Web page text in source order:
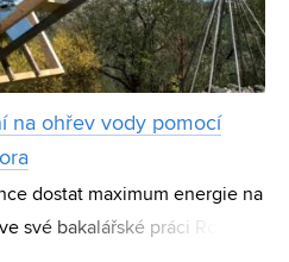
na ohřev vody pomocí
dostat maximum energie na
své bakalářské práci Róbert